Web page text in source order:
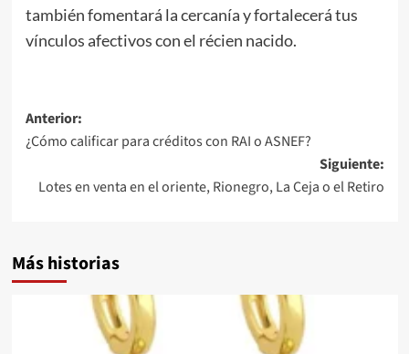
también fomentará la cercanía y fortalecerá tus
vínculos afectivos con el récien nacido.
Navegación
de
entradas
Anterior:
¿Cómo calificar para créditos con RAI o ASNEF?
Siguiente:
Lotes en venta en el oriente, Rionegro, La Ceja o el Retiro
Más historias